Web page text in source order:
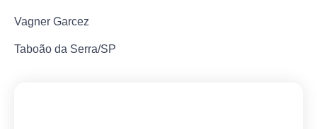
Vagner Garcez
Taboão da Serra/SP